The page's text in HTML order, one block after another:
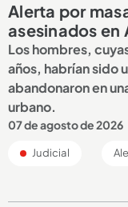
Alerta por
asesinados en
Los hombres,
años, habrían sido
abandonaron en
urbano.
07 de agosto de 2026
Judicial